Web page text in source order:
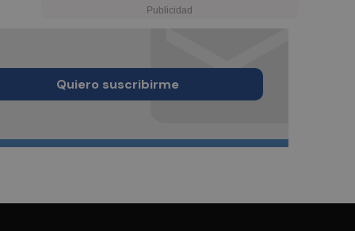
Quiero suscribirme